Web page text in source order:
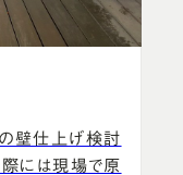
壁仕上げ検討
際には現場で原